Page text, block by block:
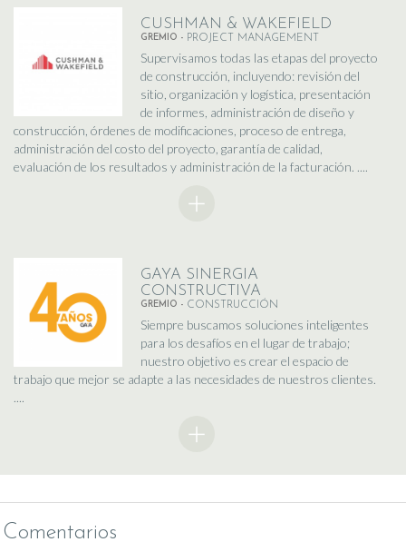
CUSHMAN & WAKEFIELD
GREMIO - PROJECT MANAGEMENT
Supervisamos todas las etapas del proyecto
de construcción, incluyendo: revisión del
sitio, organización y logística, presentación
de informes, administración de diseño y
construcción, órdenes de modificaciones, proceso de entrega,
administración del costo del proyecto, garantía de calidad,
evaluación de los resultados y administración de la facturación. ....
GAYA SINERGIA
CONSTRUCTIVA
GREMIO - CONSTRUCCIÓN
Siempre buscamos soluciones inteligentes
para los desafíos en el lugar de trabajo;
nuestro objetivo es crear el espacio de
trabajo que mejor se adapte a las necesidades de nuestros clientes.
....
Comentarios